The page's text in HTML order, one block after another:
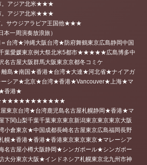
。アジア北米★★★
。アジア北米★★★
。サウジアラビア王国他★★★
一周演奏放浪旅）
台湾★沖縄大阪台湾★防府舞鶴東京広島静岡中国
葉愛媛東京例大祭北米5都市★★★★★広島博多中
古屋大阪群馬大阪東京京都冬コミケ
離島★南国★香港★台湾★大連★河北省★ナイアガ
ーシア★北京★台湾★香港★Vancouver★上海★マ
香港★
市★★★★★★★★★★★★
屋東京台湾★台湾鹿児島名古屋札幌静岡★香港★マ
下関山梨千葉千葉東京東京新潟東京東京東京大阪
倉東京★中国成都長崎名古屋東京広島福岡長野
幌★香港★香港★香港東京東京東京★マレーシア
名古屋小樽大阪静岡★シンガポール★シンガポー
大分東京大阪★インドネシア札幌東京北九州市神